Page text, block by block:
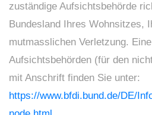
zuständige Aufsichtsbehörde
Bundesland Ihres Wohnsitzes,
mutmasslichen Verletzung.
Aufsichtsbehörden (für den
mit Anschrift finden Sie unter:
https://www.bfdi.bund.de/DE/